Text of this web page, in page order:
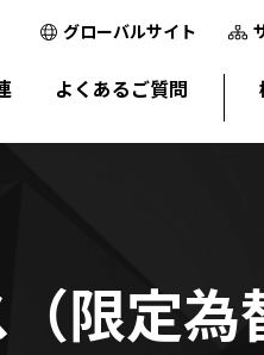
グローバルサイト
よくあるご質問
限定為